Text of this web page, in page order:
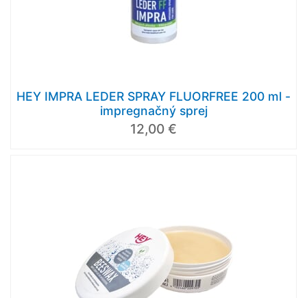
HEY IMPRA LEDER SPRAY FLUORFREE 200 ml -
impregnačný sprej
12,00 €